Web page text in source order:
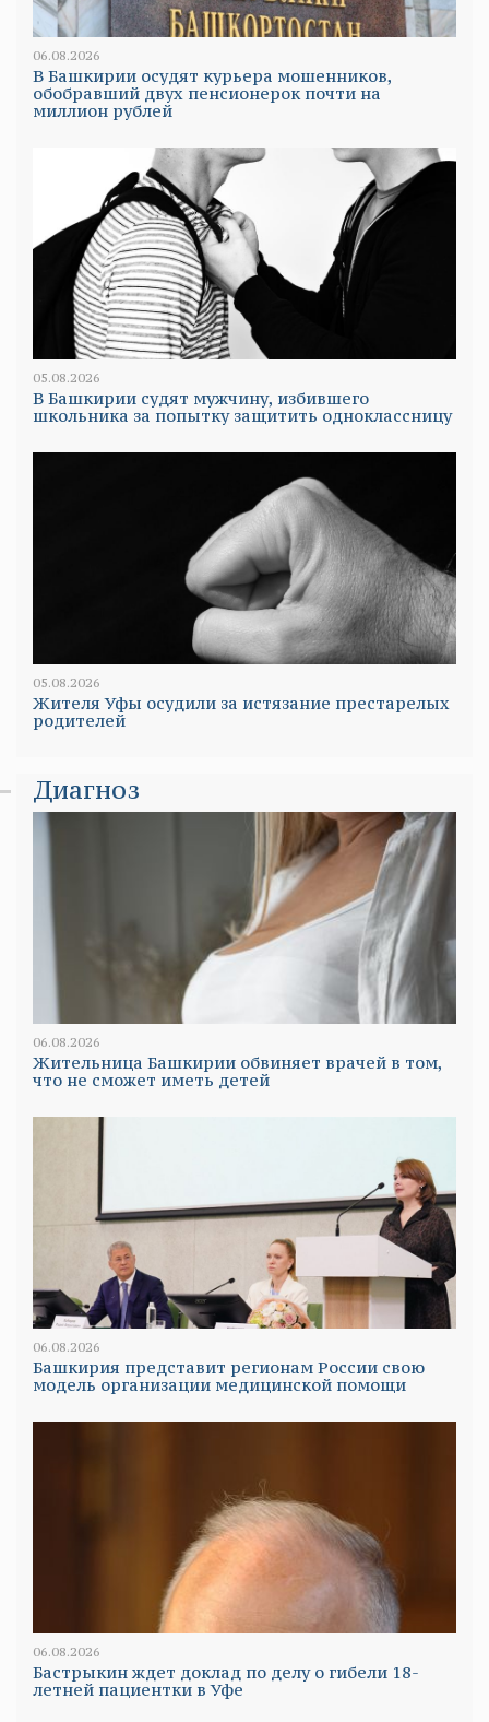
06.08.2026
В Башкирии осудят курьера мошенников,
обобравший двух пенсионерок почти на
миллион рублей
05.08.2026
В Башкирии судят мужчину, избившего
школьника за попытку защитить одноклассницу
05.08.2026
Жителя Уфы осудили за истязание престарелых
родителей
Диагноз
06.08.2026
Жительница Башкирии обвиняет врачей в том,
что не сможет иметь детей
06.08.2026
Башкирия представит регионам России свою
модель организации медицинской помощи
06.08.2026
Бастрыкин ждет доклад по делу о гибели 18-
летней пациентки в Уфе